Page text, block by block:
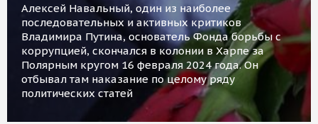
Алексей Навальный, один из наиболее
последовательных и активных критиков
Владимира Путина, основатель Фонда борьбы с
коррупцией, скончался в колонии в Харпе за
Полярным кругом 16 февраля 2024 года. Он
отбывал там наказание по целому ряду
политических статей